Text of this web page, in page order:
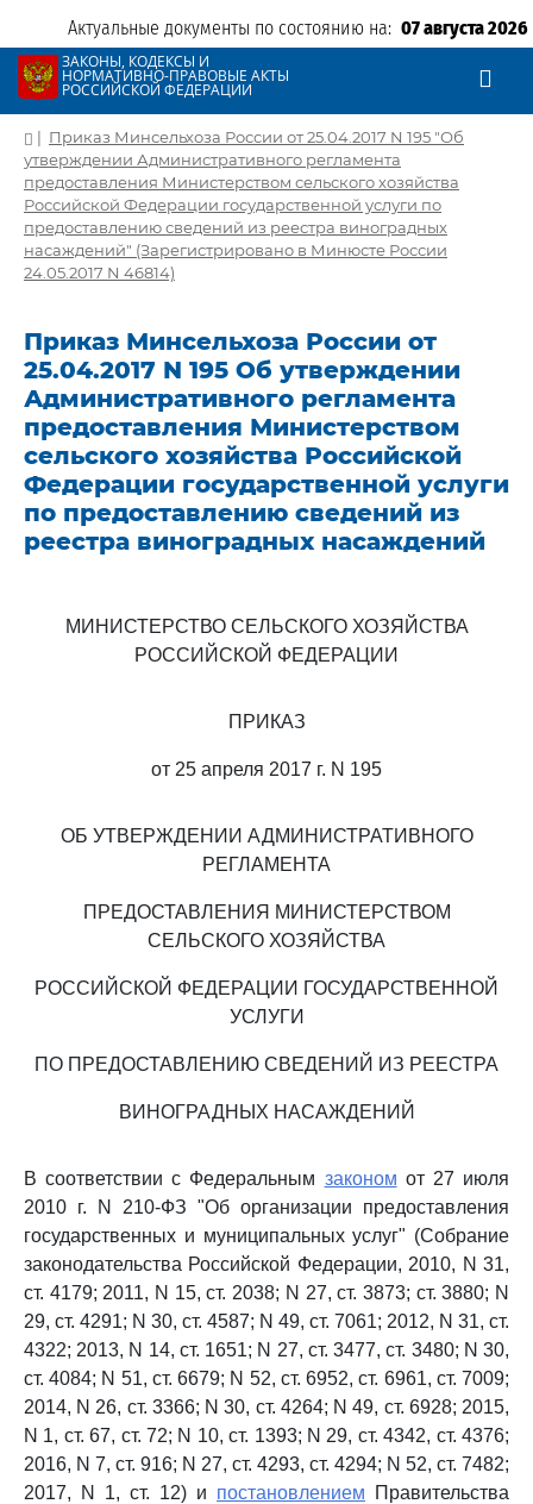
Актуальные документы по состоянию на: 07 августа 2026
ЗАКОНЫ, КОДЕКСЫ И
НОРМАТИВНО-ПРАВОВЫЕ АКТЫ
РОССИЙСКОЙ ФЕДЕРАЦИИ
| Приказ Минсельхоза России от 25.04.2017 N 195 "Об
утверждении Административного регламента
предоставления Министерством сельского хозяйства
Российской Федерации государственной услуги по
предоставлению сведений из реестра виноградных
насаждений" (Зарегистрировано в Минюсте России
24.05.2017 N 46814)
Приказ Минсельхоза России от
25.04.2017 N 195 Об утверждении
Административного регламента
предоставления Министерством
сельского хозяйства Российской
Федерации государственной услуги
по предоставлению сведений из
реестра виноградных насаждений
МИНИСТЕРСТВО СЕЛЬСКОГО ХОЗЯЙСТВА
РОССИЙСКОЙ ФЕДЕРАЦИИ
ПРИКАЗ
от 25 апреля 2017 г. N 195
ОБ УТВЕРЖДЕНИИ АДМИНИСТРАТИВНОГО
РЕГЛАМЕНТА
ПРЕДОСТАВЛЕНИЯ МИНИСТЕРСТВОМ
СЕЛЬСКОГО ХОЗЯЙСТВА
РОССИЙСКОЙ ФЕДЕРАЦИИ ГОСУДАРСТВЕННОЙ
УСЛУГИ
ПО ПРЕДОСТАВЛЕНИЮ СВЕДЕНИЙ ИЗ РЕЕСТРА
ВИНОГРАДНЫХ НАСАЖДЕНИЙ
В соответствии с Федеральным законом от 27 июля
2010 г. N 210-ФЗ "Об организации предоставления
государственных и муниципальных услуг" (Собрание
законодательства Российской Федерации, 2010, N 31,
ст. 4179; 2011, N 15, ст. 2038; N 27, ст. 3873; ст. 3880; N
29, ст. 4291; N 30, ст. 4587; N 49, ст. 7061; 2012, N 31, ст.
4322; 2013, N 14, ст. 1651; N 27, ст. 3477, ст. 3480; N 30,
ст. 4084; N 51, ст. 6679; N 52, ст. 6952, ст. 6961, ст. 7009;
2014, N 26, ст. 3366; N 30, ст. 4264; N 49, ст. 6928; 2015,
N 1, ст. 67, ст. 72; N 10, ст. 1393; N 29, ст. 4342, ст. 4376;
2016, N 7, ст. 916; N 27, ст. 4293, ст. 4294; N 52, ст. 7482;
2017, N 1, ст. 12) и постановлением Правительства